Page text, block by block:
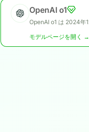
OpenAI o1
モデルページを開く →